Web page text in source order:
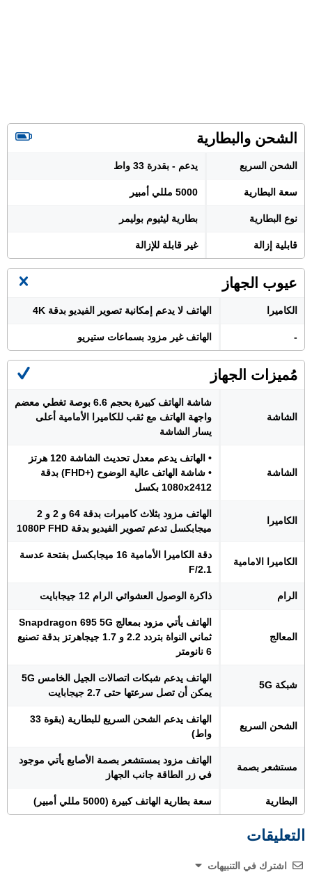
الشحن والبطارية
الشحن السريع يدعم - بقدرة 33 واط
سعة البطارية 5000 مللي أمبير
نوع البطارية بطارية ليثيوم بوليمر
قابلية إزالة غير قابلة للإزالة
عيوب الجهاز
الكاميرا الهاتف لا يدعم إمكانية تصوير الفيديو بدقة 4K
- الهاتف غير مزود بسماعات ستيريو
مُميزات الجهاز
الشاشة
شاشة الهاتف كبيرة بحجم 6.6 بوصة تغطي معضم
واجهة الهاتف مع ثقب للكاميرا الأمامية أعلى
يسار الشاشة
الشاشة
• الهاتف يدعم معدل تحديث الشاشة 120 هرتز
• شاشة الهاتف عالية الوضوح (+FHD) بدقة
1080x2412 بكسل
الكاميرا
الهاتف مزود بثلاث كاميرات بدقة 64 و 2 و 2
ميجابكسل تدعم تصوير الفيديو بدقة 1080P FHD
الكاميرا الامامية
دقة الكاميرا الأمامية 16 ميجابكسل بفتحة عدسة
F/2.1
الرام ذاكرة الوصول العشوائي الرام 12 جيجابايت
المعالج
الهاتف يأتي مزود بمعالج Snapdragon 695 5G
ثماني النواة بتردد 2.2 و 1.7 جيجاهرتز بدقة تصنيع
6 نانومتر
شبكة 5G
الهاتف يدعم شبكات اتصالات الجيل الخامس 5G
يمكن أن تصل سرعتها حتى 2.7 جيجابايت
الشحن السريع
الهاتف يدعم الشحن السريع للبطارية (بقوة 33
واط)
مستشعر بصمة
الهاتف مزود بمستشعر بصمة الأصابع يأتي موجود
في زر الطاقة جانب الجهاز
البطارية سعة بطارية الهاتف كبيرة (5000 مللي أمبير)
التعليقات
اشترك في التنبيهات